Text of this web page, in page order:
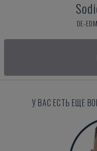
DE-
У ВАС ЕСТЬ ЕЩЕ